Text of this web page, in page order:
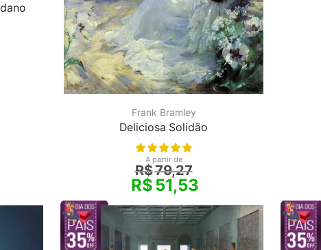
Frank Bramley
Deliciosa Solidão
A partir de
R$79,27
R$51,53